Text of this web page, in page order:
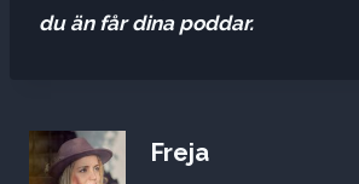
du än får dina poddar.
Freja